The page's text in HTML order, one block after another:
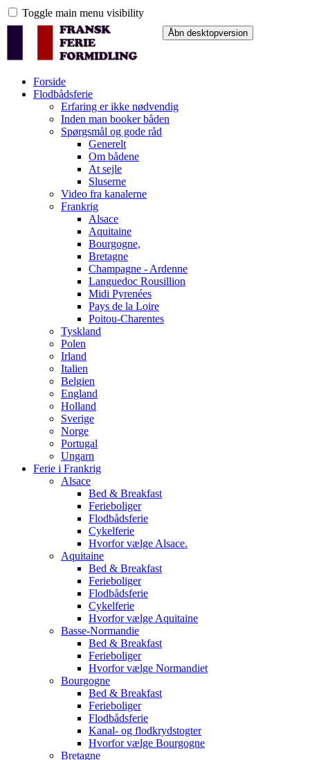
Toggle main menu visibility
Forside
Flodbådsferie
Erfaring er ikke nødvendig
Inden man booker båden
Spørgsmål og gode råd
Generelt
Om bådene
At sejle
Sluserne
Video fra kanalerne
Frankrig
Alsace
Aquitaine
Bourgogne,
Bretagne
Champagne - Ardenne
Languedoc Rousillion
Midi Pyrenées
Pays de la Loire
Poitou-Charentes
Tyskland
Polen
Irland
Italien
Belgien
England
Holland
Sverige
Norge
Portugal
Ungarn
Ferie i Frankrig
Alsace
Bed & Breakfast
Ferieboliger
Flodbådsferie
Cykelferie
Hvorfor vælge Alsace.
Aquitaine
Bed & Breakfast
Ferieboliger
Flodbådsferie
Cykelferie
Hvorfor vælge Aquitaine
Basse-Normandie
Bed & Breakfast
Ferieboliger
Hvorfor vælge Normandiet
Bourgogne
Bed & Breakfast
Ferieboliger
Flodbådsferie
Kanal- og flodkrydstogter
Hvorfor vælge Bourgogne
Bretagne